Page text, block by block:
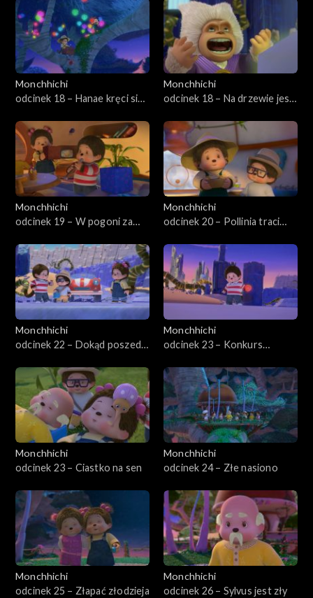
Monchhichi
odcinek 18 – Hanae kręci się
Monchhichi
odcinek 18 – Na drzewie jest
Monchhichi
odcinek 19 – W pogoni za
Monchhichi
odcinek 20 – Pollinia traci
Monchhichi
odcinek 22 – Dokąd poszedł
Monchhichi
odcinek 23 – Konkurs
Monchhichi
odcinek 23 – Ciastko na sen
Monchhichi
odcinek 24 – Złe nasiono
Monchhichi
odcinek 25 – Złapać złodzieja
Monchhichi
odcinek 26 – Sylvus jest zły